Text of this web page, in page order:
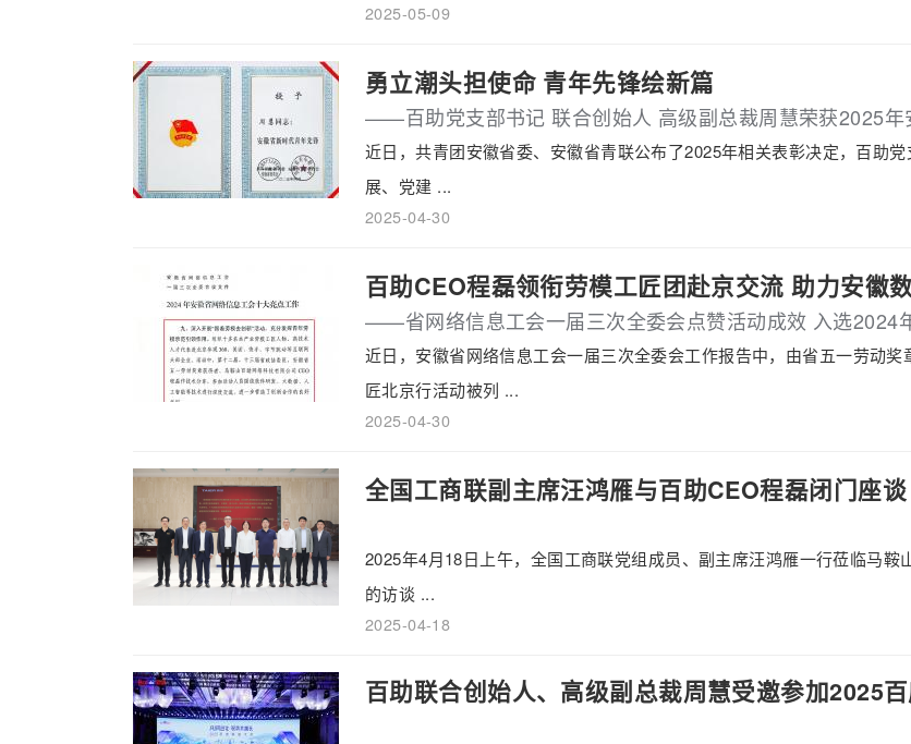
2025-05-09
勇立潮头担使命 青年先锋绘新篇
——百助党支部书记 联合创始人 高级副总裁周慧荣获2025年
近日，共青团安徽省委、安徽省青联公布了2025年相关表彰决定，百助
展、党建 ...
2025-04-30
百助CEO程磊领衔劳模工匠团赴京交流 助力安徽
——省网络信息工会一届三次全委会点赞活动成效 入选2024
近日，安徽省网络信息工会一届三次全委会工作报告中，由省五一劳动
匠北京行活动被列 ...
2025-04-30
全国工商联副主席汪鸿雁与百助CEO程磊闭门座
2025年4月18日上午，全国工商联党组成员、副主席汪鸿雁一行莅临马
的访谈 ...
2025-04-18
百助联合创始人、高级副总裁周慧受邀参加2025